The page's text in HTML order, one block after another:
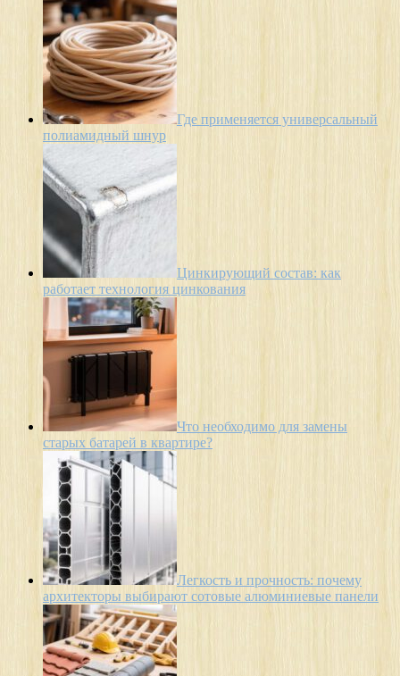
Где применяется универсальный
полиамидный шнур
Цинкирующий состав: как
работает технология цинкования
Что необходимо для замены
старых батарей в квартире?
Легкость и прочность: почему
архитекторы выбирают сотовые алюминиевые панели